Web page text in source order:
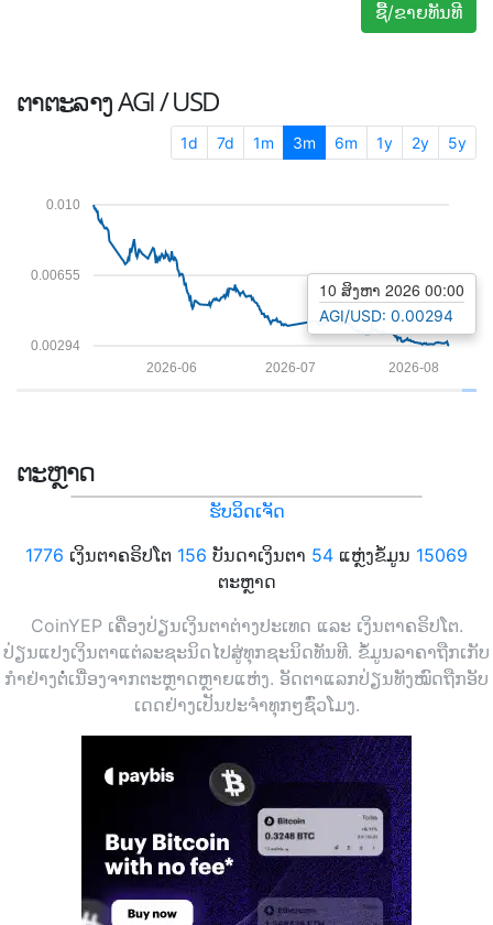
ຊື້/ຂາຍທັນທີ
ຕາຕະລາງAGI / USD
1d 7d 1m 3m 6m 1y 2y 5y
0.00294
0.00655
0.010
2026-08
2026-07
2026-06
10 ສິງຫາ 2026 00:00
AGI/USD: 0.00294
ຕະຫຼາດ
ຮັບວິດເຈັດ
1776 ເງິນຕາຄຣິປໂຕ 156 ບັນດາເງິນຕາ 54 ແຫຼ່ງຂໍ້ມູນ 15069
ຕະຫຼາດ
CoinYEP ເຄື່ອງປ່ຽນເງິນຕາຕ່າງປະເທດ ແລະ ເງິນຕາຄຣິປໂຕ.
ປ່ຽນແປງເງິນຕາແຕ່ລະຊະນິດໄປສູ່ທຸກຊະນິດທັນທີ. ຂໍ້ມູນລາຄາຖືກເກັບ
ກຳຢ່າງຕໍ່ເນື່ອງຈາກຕະຫຼາດຫຼາຍແຫ່ງ. ອັດຕາແລກປ່ຽນທັງໝົດຖືກອັບ
ເດດຢ່າງເປັນປະຈຳທຸກໆຊົ່ວໂມງ.